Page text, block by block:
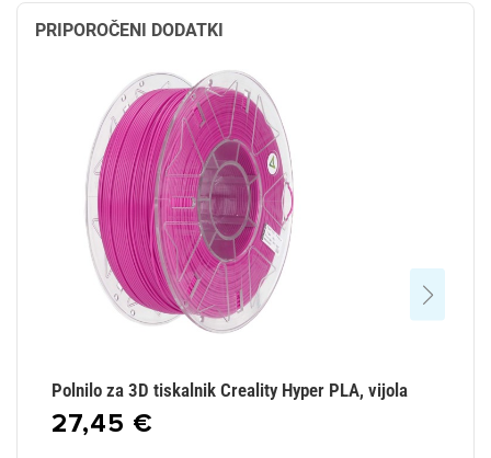
PRIPOROČENI DODATKI
Polnilo za 3D tiskalnik Creality Hyper PLA, vijola
27,45 €